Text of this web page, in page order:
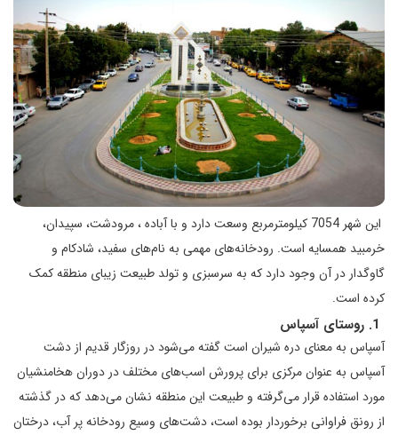
این شهر 7054 کیلومترمربع وسعت دارد و با آباده ، مرودشت، سپیدان،
خرمبید همسایه است. رودخانه‌های مهمی به نام‌های سفید، شادکام و
گاوگدار در آن وجود دارد که به سرسبزی و تولد طبیعت زیبای منطقه کمک
کرده است.
آسپاس به معنای دره شیران است گفته می‌شود در روزگار قدیم از دشت
آسپاس به عنوان مرکزی برای پرورش اسب‌های مختلف در دوران هخامنشیان
مورد استفاده قرار می‌گرفته و طبیعت این منطقه نشان می‌دهد که در گذشته
از رونق فراوانی برخوردار بوده است، دشت‌های وسیع رودخانه پر آب، درختان